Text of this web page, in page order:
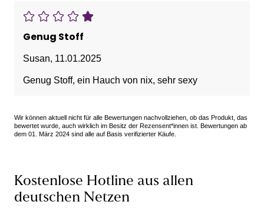
Genug Stoff
Susan, 11.01.2025
Genug Stoff, ein Hauch von nix, sehr sexy
Wir können aktuell nicht für alle Bewertungen nachvollziehen, ob das Produkt, das
bewertet wurde, auch wirklich im Besitz der Rezensent*innen ist. Bewertungen ab
dem 01. März 2024 sind alle auf Basis verifizierter Käufe.
Kostenlose Hotline aus allen
deutschen Netzen